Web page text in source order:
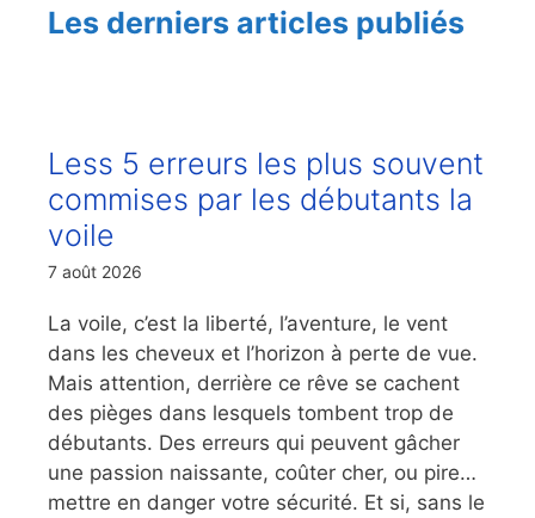
Les derniers articles publiés
Less 5 erreurs les plus souvent
commises par les débutants la
voile
7 août 2026
La voile, c’est la liberté, l’aventure, le vent
dans les cheveux et l’horizon à perte de vue.
Mais attention, derrière ce rêve se cachent
des pièges dans lesquels tombent trop de
débutants. Des erreurs qui peuvent gâcher
une passion naissante, coûter cher, ou pire…
mettre en danger votre sécurité. Et si, sans le